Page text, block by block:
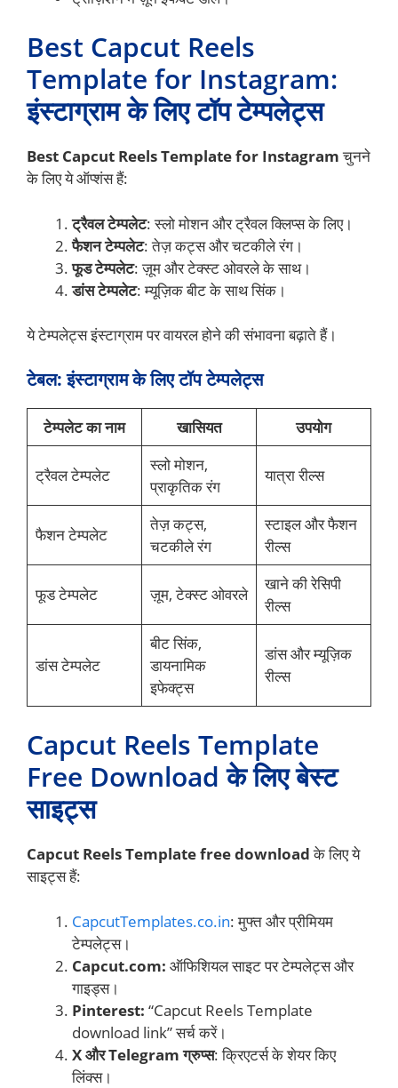
Best Capcut Reels
Template for Instagram:
इंस्टाग्राम के लिए टॉप टेम्पलेट्स
Best Capcut Reels Template for Instagramचुनने
के लिए ये ऑप्शंस हैं:
ट्रैवल टेम्पलेट: स्लो मोशन और ट्रैवल क्लिप्स के लिए।
फैशन टेम्पलेट: तेज़ कट्स और चटकीले रंग।
फूड टेम्पलेट: ज़ूम और टेक्स्ट ओवरले के साथ।
डांस टेम्पलेट: म्यूज़िक बीट के साथ सिंक।
ये टेम्पलेट्स इंस्टाग्राम पर वायरल होने की संभावना बढ़ाते हैं।
टेबल: इंस्टाग्राम के लिए टॉप टेम्पलेट्स
टेम्पलेट का नाम खासियत उपयोग
ट्रैवल टेम्पलेट
स्लो मोशन,
प्राकृतिक रंग
यात्रा रील्स
फैशन टेम्पलेट
तेज़ कट्स,
चटकीले रंग
स्टाइल और फैशन
रील्स
फूड टेम्पलेट ज़ूम, टेक्स्ट ओवरले
खाने की रेसिपी
रील्स
डांस टेम्पलेट
बीट सिंक,
डायनामिक
इफेक्ट्स
डांस और म्यूज़िक
रील्स
Capcut Reels Template
Free Download के लिए बेस्ट
साइट्स
Capcut Reels Template free downloadके लिए ये
साइट्स हैं:
CapcutTemplates.co.in: मुफ्त और प्रीमियम
टेम्पलेट्स।
Capcut.com: ऑफिशियल साइट पर टेम्पलेट्स और
गाइड्स।
Pinterest: “Capcut Reels Template
download link” सर्च करें।
X और Telegram ग्रुप्स: क्रिएटर्स के शेयर किए
लिंक्स।